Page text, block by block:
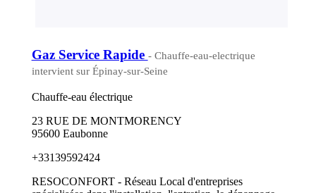
Gaz Service Rapide - Chauffe-eau-electrique
intervient sur Épinay-sur-Seine
Chauffe-eau électrique
23 RUE DE MONTMORENCY
95600 Eaubonne
+33139592424
RESOCONFORT - Réseau Local d'entreprises